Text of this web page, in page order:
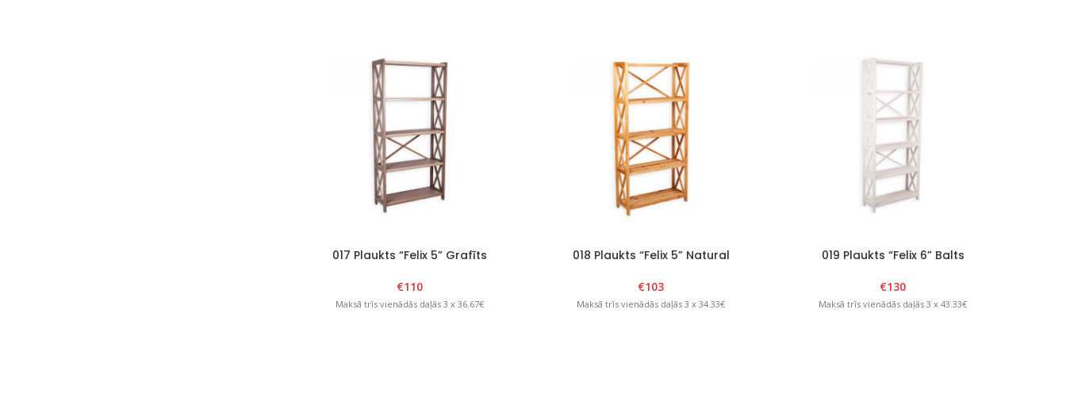
017 Plaukts “Felix 5” Grafīts
€110
Maksā trīs vienādās daļās 3 x 36.67€
018 Plaukts “Felix 5” Natural
€103
Maksā trīs vienādās daļās 3 x 34.33€
019 Plaukts “Felix 6” Balts
€130
Maksā trīs vienādās daļās 3 x 43.33€